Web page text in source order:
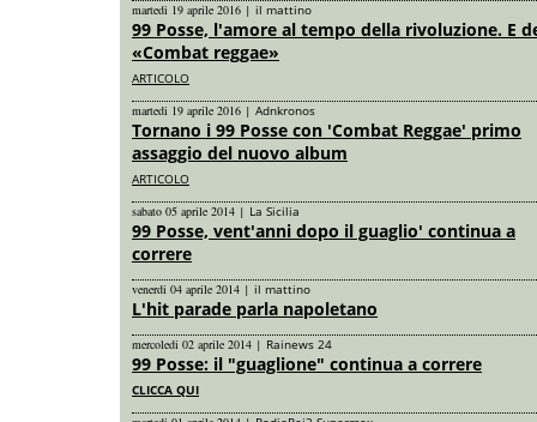
martedi 19 aprile 2016 | il mattino
99 Posse, l'amore al tempo della rivoluzione. E
«Combat reggae»
ARTICOLO
martedi 19 aprile 2016 | Adnkronos
Tornano i 99 Posse con 'Combat Reggae' primo
assaggio del nuovo album
ARTICOLO
sabato 05 aprile 2014 | La Sicilia
99 Posse, vent'anni dopo il guaglio' continua a
correre
venerdi 04 aprile 2014 | il mattino
L'hit parade parla napoletano
mercoledi 02 aprile 2014 | Rainews 24
99 Posse: il "guaglione" continua a correre
CLICCA QUI